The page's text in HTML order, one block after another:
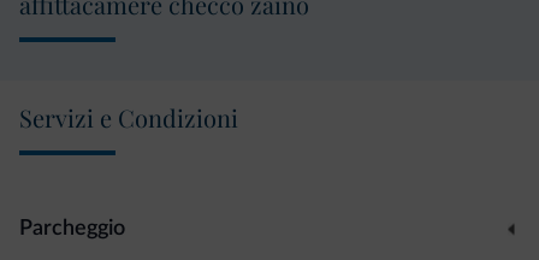
Servizi e Condizioni
Parcheggio